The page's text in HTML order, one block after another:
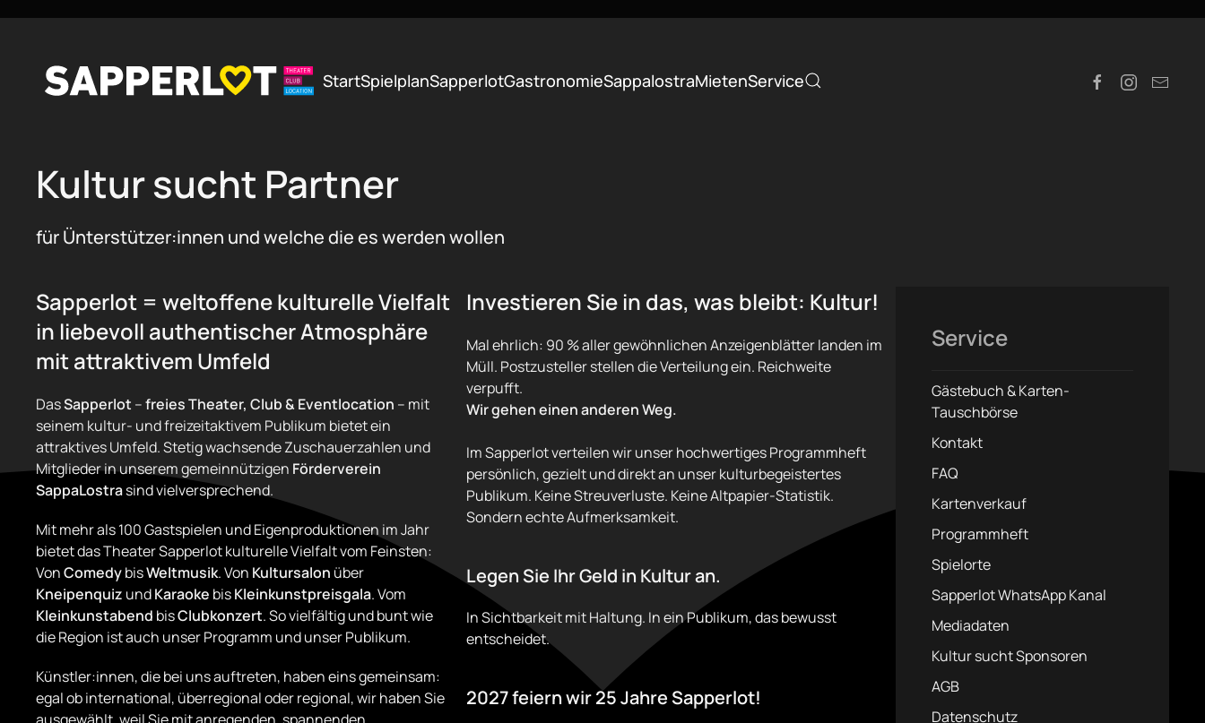
StartSpielplanSapperlotGastronomieSappalostraMietenService
Kultur sucht Partner
für Ünterstützer:innen und welche die es werden wollen
Sapperlot = weltoffene kulturelle Vielfalt
in liebevoll authentischer Atmosphäre
mit attraktivem Umfeld
DasSapperlot –freies Theater, Club & Eventlocation – mit
seinem kultur- und freizeitaktivem Publikum bietet ein
attraktives Umfeld. Stetig wachsende Zuschauerzahlen und
Mitglieder in unserem gemeinnützigen Förderverein
SappaLostrasind vielversprechend.
Mit mehr als 100 Gastspielen und Eigenproduktionen im Jahr
bietet das Theater Sapperlot kulturelle Vielfalt vom Feinsten:
VonComedybisWeltmusik. Von Kultursalon über
Kneipenquiz undKaraoke bisKleinkunstpreisgala. Vom
Kleinkunstabend bisClubkonzert. So vielfältig und bunt wie
die Region ist auch unser Programm und unser Publikum.
Künstler:innen, die bei uns auftreten, haben eins gemeinsam:
egal ob international, überregional oder regional, wir haben Sie
Investieren Sie in das, was bleibt: Kultur!
Mal ehrlich: 90 % aller gewöhnlichen Anzeigenblätter landen im
Müll. Postzusteller stellen die Verteilung ein. Reichweite
verpufft.
Wir gehen einen anderen Weg.
Im Sapperlot verteilen wir unser hochwertiges Programmheft
persönlich, gezielt und direkt an unser kulturbegeistertes
Publikum. Keine Streuverluste. Keine Altpapier-Statistik.
Sondern echte Aufmerksamkeit.
Legen Sie Ihr Geld in Kultur an.
In Sichtbarkeit mit Haltung. In ein Publikum, das bewusst
entscheidet.
2027 feiern wir 25 Jahre Sapperlot!
Service
Gästebuch & Karten-
Tauschbörse
Kontakt
FAQ
Kartenverkauf
Programmheft
Spielorte
Sapperlot WhatsApp Kanal
Mediadaten
Kultur sucht Sponsoren
AGB
Datenschutz